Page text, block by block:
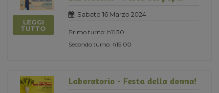
LEGGI
TUTTO
Sabato 16 Marzo 2024
Primo turno: h11.30
Secondo turno: h15.00
Laboratorio - Festa della donna!